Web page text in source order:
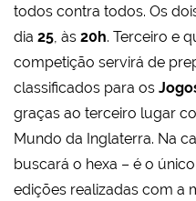
todos contra todos. Os
dia 25, às 20h. Terceiro e
competição servirá de
classificados para os
graças ao terceiro lugar
Mundo da Inglaterra. Na
buscará o hexa – é o
edições realizadas com a